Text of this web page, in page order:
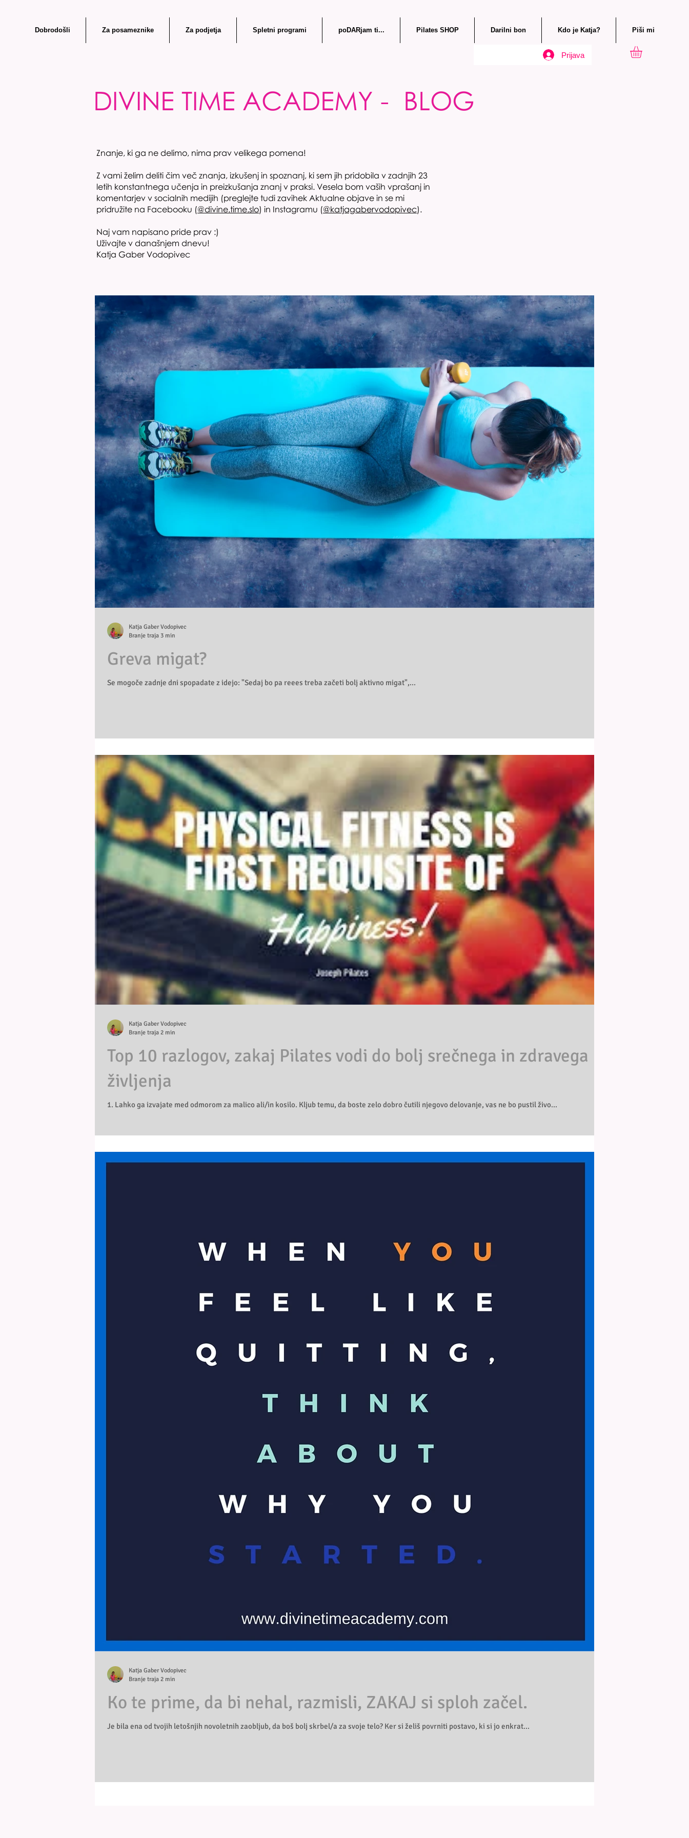
Dobrodošli Za posameznike Za podjetja Spletni programi poDARjam ti... Pilates SHOP Darilni bon Kdo je Katja? Piši mi
Prijava
DIVINE TIME ACADEMY - BLOG
Znanje, ki ga ne delimo, nima prav velikega pomena!
Z vami želim deliti čim več znanja, izkušenj in spoznanj, ki sem jih pridobila v zadnjih 23
letih konstantnega učenja in preizkušanja znanj v praksi. Vesela bom vaših vprašanj in
komentarjev v socialnih medijih (preglejte tudi zavihek Aktualne objave in se mi
pridružite na Facebooku (@divine.time.slo) in Instagramu (@katjagabervodopivec).
Naj vam napisano pride prav :)
Uživajte v današnjem dnevu!
Katja Gaber Vodopivec
Greva migat?
Se mogoče zadnje dni spopadate z idejo: "Sedaj bo pa reees treba začeti bolj aktivno migat",...
Katja Gaber Vodopivec
Branje traja 3 min
Top 10 razlogov, zakaj Pilates vodi do bolj srečnega in zdravega
življenja
1. Lahko ga izvajate med odmorom za malico ali/in kosilo. Kljub temu, da boste zelo dobro čutili njegovo delovanje, vas ne bo pustil živo...
Katja Gaber Vodopivec
Branje traja 2 min
Ko te prime, da bi nehal, razmisli, ZAKAJ si sploh začel.
Je bila ena od tvojih letošnjih novoletnih zaobljub, da boš bolj skrbel/a za svoje telo? Ker si želiš povrniti postavo, ki si jo enkrat...
Katja Gaber Vodopivec
Branje traja 2 min